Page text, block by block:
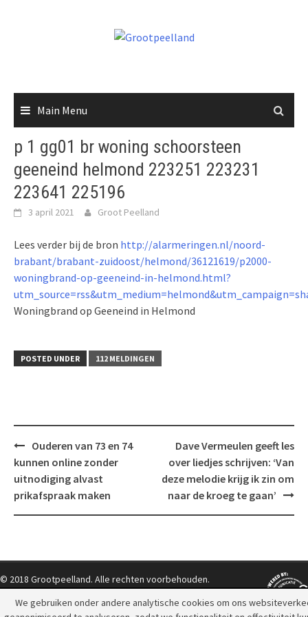
Main Menu
p 1 gg01 br woning schoorsteen
geeneind helmond 223251 223231
223641 225196
3 april 2021 Groot Peelland
Lees verder bij de bron http://alarmeringen.nl/noord-
brabant/brabant-zuidoost/helmond/36121619/p2000-
woningbrand-op-geeneind-in-helmond.html?
Woningbrand op Geeneind in Helmond
POSTED UNDER 112 MELDINGEN
Post
navigation
Ouderen van 73 en 74
kunnen online zonder
uitnodiging alvast
prikafspraak maken
Dave Vermeulen geeft les
over liedjes schrijven: ‘Van
deze melodie krijg ik zin om
naar de kroeg te gaan’
© 2018 Grootpeelland. Alle rechten voorbehouden.
We gebruiken onder andere analytische cookies om ons